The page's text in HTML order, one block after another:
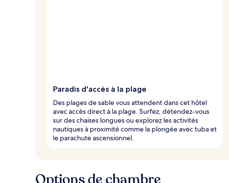
Paradis d'accès à la plage
Des plages de sable vous attendent dans cet hôtel
avec accès direct à la plage. Surfez, détendez-vous
sur des chaises longues ou explorez les activités
nautiques à proximité comme la plongée avec tuba et
le parachute ascensionnel.